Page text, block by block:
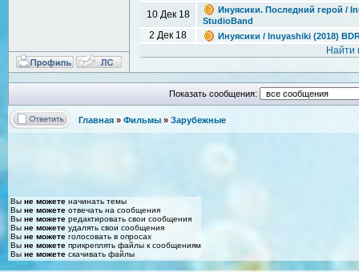
10 Дек 18
Инуясики. Последний герой /
StudioBand
2 Дек 18 Инуясики / Inuyashiki (2018)
Найти
Показать сообщения:
Главная » Фильмы » Зарубежные
Вы не можете начинать темы
Вы не можете отвечать на сообщения
Вы не можете редактировать свои сообщения
Вы не можете удалять свои сообщения
Вы не можете голосовать в опросах
Вы не можете прикреплять файлы к сообщениям
Вы не можете скачивать файлы